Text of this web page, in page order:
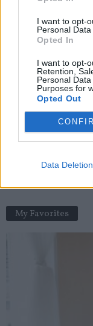
I want to opt-
Personal Data
Opted In
I want to opt-
Retention,
Personal
Purposes for
Opted Out
Data Deletion
Lésions cutanées :
30 novembre 2018
COVID-19 : 10%
22 octobre 2020
Simon Cowell, juré
fin de l’été »
My Favorites